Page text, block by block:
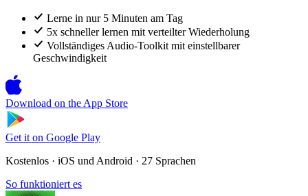
Lerne in nur 5 Minuten am Tag
5x schneller lernen mit verteilter Wiederholung
Vollständiges Audio-Toolkit mit einstellbarer
Geschwindigkeit
Download on the App Store
Get it on Google Play
Kostenlos · iOS und Android · 27 Sprachen
So funktioniert es